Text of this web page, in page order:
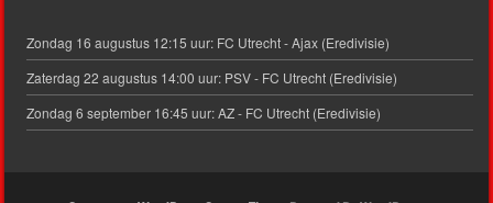
Zondag 16 augustus 12:15 uur: FC Utrecht - Ajax (Eredivisie)
Zaterdag 22 augustus 14:00 uur: PSV - FC Utrecht (Eredivisie)
Zondag 6 september 16:45 uur: AZ - FC Utrecht (Eredivisie)